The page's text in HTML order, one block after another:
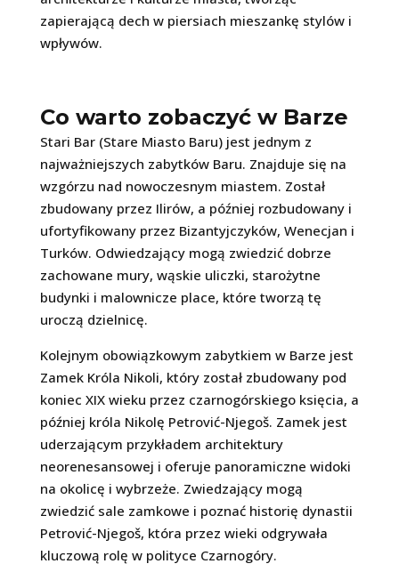
zapierającą dech w piersiach mieszankę stylów i
wpływów.
Co warto zobaczyć w Barze
Stari Bar (Stare Miasto Baru) jest jednym z
najważniejszych zabytków Baru. Znajduje się na
wzgórzu nad nowoczesnym miastem. Został
zbudowany przez Ilirów, a później rozbudowany i
ufortyfikowany przez Bizantyjczyków, Wenecjan i
Turków. Odwiedzający mogą zwiedzić dobrze
zachowane mury, wąskie uliczki, starożytne
budynki i malownicze place, które tworzą tę
uroczą dzielnicę.
Kolejnym obowiązkowym zabytkiem w Barze jest
Zamek Króla Nikoli, który został zbudowany pod
koniec XIX wieku przez czarnogórskiego księcia, a
później króla Nikolę Petrović-Njegoš. Zamek jest
uderzającym przykładem architektury
neorenesansowej i oferuje panoramiczne widoki
na okolicę i wybrzeże. Zwiedzający mogą
zwiedzić sale zamkowe i poznać historię dynastii
Petrović-Njegoš, która przez wieki odgrywała
kluczową rolę w polityce Czarnogóry.